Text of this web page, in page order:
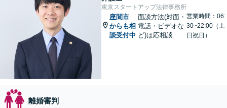
東京スタートアップ法律事務所
座間市
からも相
談受付中
面談方法(対面・
電話・ビデオな
ど)は応相談
営業時間：06:
30~22:00（土
日祝日）
離婚審判